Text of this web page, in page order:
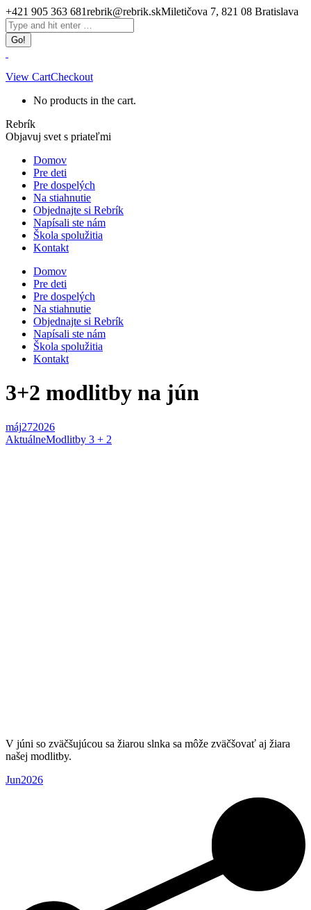
Skip
to
content
+421 905 363 681rebrik@rebrik.skMiletičova 7, 821 08 Bratislava
Facebook
page
opens
in
new
window
Search:
View CartCheckout
No products in the cart.
Rebrík
Objavuj svet s priateľmi
Domov
Pre deti
Pre dospelých
Na stiahnutie
Objednajte si Rebrík
Napísali ste nám
Škola spolužitia
Kontakt
Domov
Pre deti
Pre dospelých
Na stiahnutie
Objednajte si Rebrík
Napísali ste nám
Škola spolužitia
Kontakt
3+2 modlitby na jún
máj272026
AktuálneModlitby 3 + 2
V júni so zväčšujúcou sa žiarou slnka sa môže zväčšovať aj žiara
našej modlitby.
Jun2026